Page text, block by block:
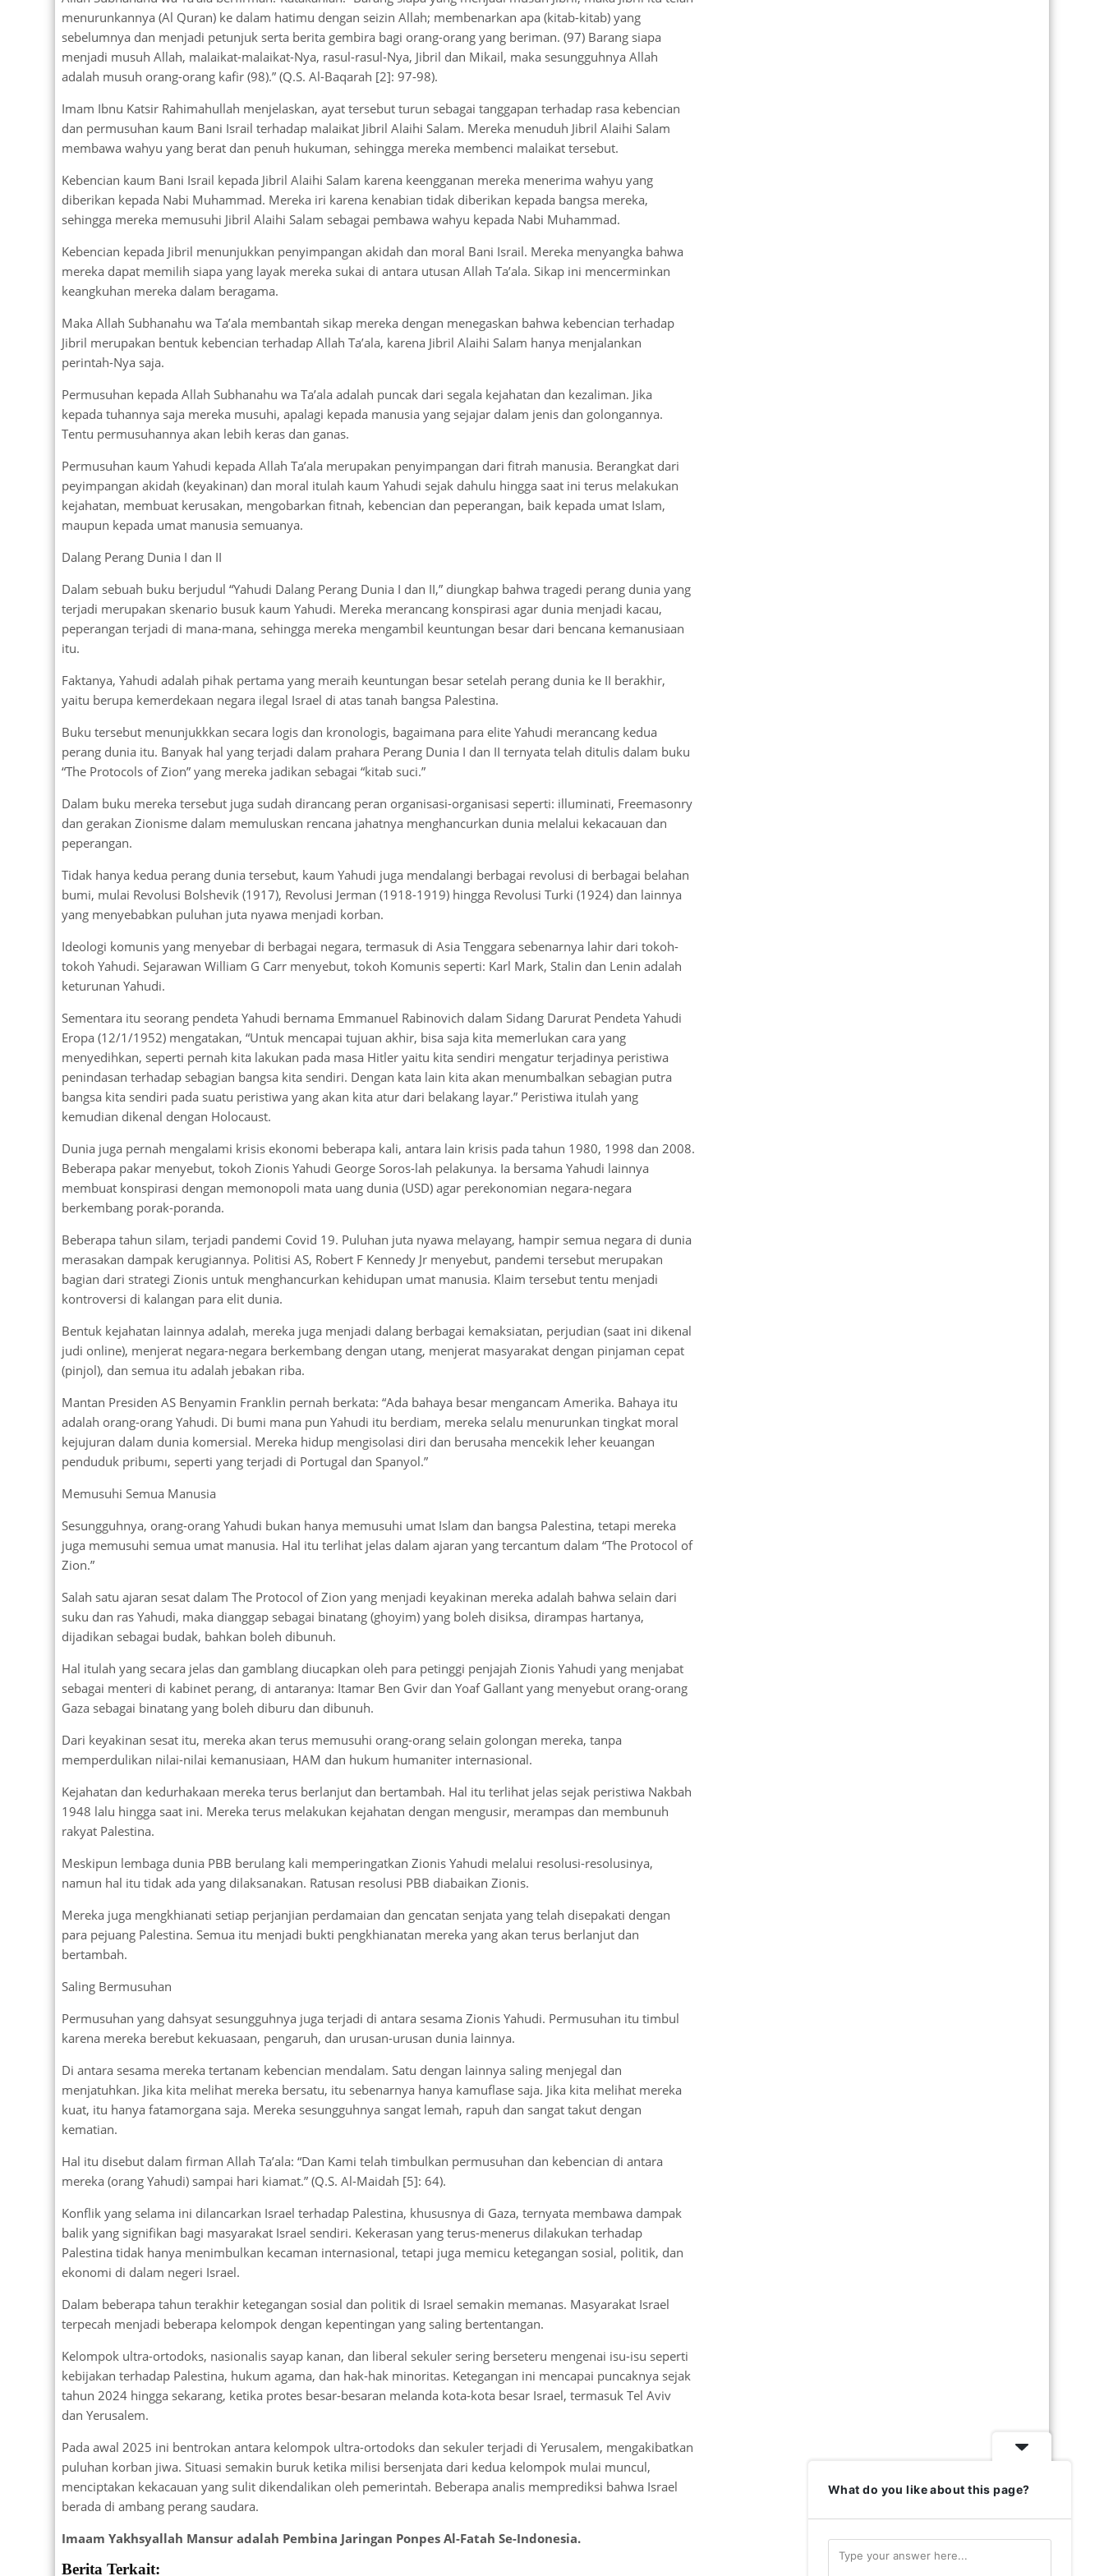
menurunkannya (Al Quran) ke dalam hatimu dengan seizin Allah; membenarkan apa (kitab-kitab) yang
sebelumnya dan menjadi petunjuk serta berita gembira bagi orang-orang yang beriman. (97) Barang siapa
menjadi musuh Allah, malaikat-malaikat-Nya, rasul-rasul-Nya, Jibril dan Mikail, maka sesungguhnya Allah
adalah musuh orang-orang kafir (98).” (Q.S. Al-Baqarah [2]: 97-98).
Imam Ibnu Katsir Rahimahullah menjelaskan, ayat tersebut turun sebagai tanggapan terhadap rasa kebencian
dan permusuhan kaum Bani Israil terhadap malaikat Jibril Alaihi Salam. Mereka menuduh Jibril Alaihi Salam
membawa wahyu yang berat dan penuh hukuman, sehingga mereka membenci malaikat tersebut.
Kebencian kaum Bani Israil kepada Jibril Alaihi Salam karena keengganan mereka menerima wahyu yang
diberikan kepada Nabi Muhammad. Mereka iri karena kenabian tidak diberikan kepada bangsa mereka,
sehingga mereka memusuhi Jibril Alaihi Salam sebagai pembawa wahyu kepada Nabi Muhammad.
Kebencian kepada Jibril menunjukkan penyimpangan akidah dan moral Bani Israil. Mereka menyangka bahwa
mereka dapat memilih siapa yang layak mereka sukai di antara utusan Allah Ta’ala. Sikap ini mencerminkan
keangkuhan mereka dalam beragama.
Maka Allah Subhanahu wa Ta’ala membantah sikap mereka dengan menegaskan bahwa kebencian terhadap
Jibril merupakan bentuk kebencian terhadap Allah Ta’ala, karena Jibril Alaihi Salam hanya menjalankan
perintah-Nya saja.
Permusuhan kepada Allah Subhanahu wa Ta’ala adalah puncak dari segala kejahatan dan kezaliman. Jika
kepada tuhannya saja mereka musuhi, apalagi kepada manusia yang sejajar dalam jenis dan golongannya.
Tentu permusuhannya akan lebih keras dan ganas.
Permusuhan kaum Yahudi kepada Allah Ta’ala merupakan penyimpangan dari fitrah manusia. Berangkat dari
peyimpangan akidah (keyakinan) dan moral itulah kaum Yahudi sejak dahulu hingga saat ini terus melakukan
kejahatan, membuat kerusakan, mengobarkan fitnah, kebencian dan peperangan, baik kepada umat Islam,
maupun kepada umat manusia semuanya.
Dalang Perang Dunia I dan II
Dalam sebuah buku berjudul “Yahudi Dalang Perang Dunia I dan II,” diungkap bahwa tragedi perang dunia yang
terjadi merupakan skenario busuk kaum Yahudi. Mereka merancang konspirasi agar dunia menjadi kacau,
peperangan terjadi di mana-mana, sehingga mereka mengambil keuntungan besar dari bencana kemanusiaan
itu.
Faktanya, Yahudi adalah pihak pertama yang meraih keuntungan besar setelah perang dunia ke II berakhir,
yaitu berupa kemerdekaan negara ilegal Israel di atas tanah bangsa Palestina.
Buku tersebut menunjukkkan secara logis dan kronologis, bagaimana para elite Yahudi merancang kedua
perang dunia itu. Banyak hal yang terjadi dalam prahara Perang Dunia I dan II ternyata telah ditulis dalam buku
“The Protocols of Zion” yang mereka jadikan sebagai “kitab suci.”
Dalam buku mereka tersebut juga sudah dirancang peran organisasi-organisasi seperti: illuminati, Freemasonry
dan gerakan Zionisme dalam memuluskan rencana jahatnya menghancurkan dunia melalui kekacauan dan
peperangan.
Tidak hanya kedua perang dunia tersebut, kaum Yahudi juga mendalangi berbagai revolusi di berbagai belahan
bumi, mulai Revolusi Bolshevik (1917), Revolusi Jerman (1918-1919) hingga Revolusi Turki (1924) dan lainnya
yang menyebabkan puluhan juta nyawa menjadi korban.
Ideologi komunis yang menyebar di berbagai negara, termasuk di Asia Tenggara sebenarnya lahir dari tokoh-
tokoh Yahudi. Sejarawan William G Carr menyebut, tokoh Komunis seperti: Karl Mark, Stalin dan Lenin adalah
keturunan Yahudi.
Sementara itu seorang pendeta Yahudi bernama Emmanuel Rabinovich dalam Sidang Darurat Pendeta Yahudi
Eropa (12/1/1952) mengatakan, “Untuk mencapai tujuan akhir, bisa saja kita memerlukan cara yang
menyedihkan, seperti pernah kita lakukan pada masa Hitler yaitu kita sendiri mengatur terjadinya peristiwa
penindasan terhadap sebagian bangsa kita sendiri. Dengan kata lain kita akan menumbalkan sebagian putra
bangsa kita sendiri pada suatu peristiwa yang akan kita atur dari belakang layar.” Peristiwa itulah yang
kemudian dikenal dengan Holocaust.
Dunia juga pernah mengalami krisis ekonomi beberapa kali, antara lain krisis pada tahun 1980, 1998 dan 2008.
Beberapa pakar menyebut, tokoh Zionis Yahudi George Soros-lah pelakunya. Ia bersama Yahudi lainnya
membuat konspirasi dengan memonopoli mata uang dunia (USD) agar perekonomian negara-negara
berkembang porak-poranda.
Beberapa tahun silam, terjadi pandemi Covid 19. Puluhan juta nyawa melayang, hampir semua negara di dunia
merasakan dampak kerugiannya. Politisi AS, Robert F Kennedy Jr menyebut, pandemi tersebut merupakan
bagian dari strategi Zionis untuk menghancurkan kehidupan umat manusia. Klaim tersebut tentu menjadi
kontroversi di kalangan para elit dunia.
Bentuk kejahatan lainnya adalah, mereka juga menjadi dalang berbagai kemaksiatan, perjudian (saat ini dikenal
judi online), menjerat negara-negara berkembang dengan utang, menjerat masyarakat dengan pinjaman cepat
(pinjol), dan semua itu adalah jebakan riba.
Mantan Presiden AS Benyamin Franklin pernah berkata: “Ada bahaya besar mengancam Amerika. Bahaya itu
adalah orang-orang Yahudi. Di bumi mana pun Yahudi itu berdiam, mereka selalu menurunkan tingkat moral
kejujuran dalam dunia komersial. Mereka hidup mengisolasi diri dan berusaha mencekik leher keuangan
penduduk pribumı, seperti yang terjadi di Portugal dan Spanyol.”
Memusuhi Semua Manusia
Sesungguhnya, orang-orang Yahudi bukan hanya memusuhi umat Islam dan bangsa Palestina, tetapi mereka
juga memusuhi semua umat manusia. Hal itu terlihat jelas dalam ajaran yang tercantum dalam “The Protocol of
Zion.”
Salah satu ajaran sesat dalam The Protocol of Zion yang menjadi keyakinan mereka adalah bahwa selain dari
suku dan ras Yahudi, maka dianggap sebagai binatang (ghoyim) yang boleh disiksa, dirampas hartanya,
dijadikan sebagai budak, bahkan boleh dibunuh.
Hal itulah yang secara jelas dan gamblang diucapkan oleh para petinggi penjajah Zionis Yahudi yang menjabat
sebagai menteri di kabinet perang, di antaranya: Itamar Ben Gvir dan Yoaf Gallant yang menyebut orang-orang
Gaza sebagai binatang yang boleh diburu dan dibunuh.
Dari keyakinan sesat itu, mereka akan terus memusuhi orang-orang selain golongan mereka, tanpa
memperdulikan nilai-nilai kemanusiaan, HAM dan hukum humaniter internasional.
Kejahatan dan kedurhakaan mereka terus berlanjut dan bertambah. Hal itu terlihat jelas sejak peristiwa Nakbah
1948 lalu hingga saat ini. Mereka terus melakukan kejahatan dengan mengusir, merampas dan membunuh
rakyat Palestina.
Meskipun lembaga dunia PBB berulang kali memperingatkan Zionis Yahudi melalui resolusi-resolusinya,
namun hal itu tidak ada yang dilaksanakan. Ratusan resolusi PBB diabaikan Zionis.
Mereka juga mengkhianati setiap perjanjian perdamaian dan gencatan senjata yang telah disepakati dengan
para pejuang Palestina. Semua itu menjadi bukti pengkhianatan mereka yang akan terus berlanjut dan
bertambah.
Saling Bermusuhan
Permusuhan yang dahsyat sesungguhnya juga terjadi di antara sesama Zionis Yahudi. Permusuhan itu timbul
karena mereka berebut kekuasaan, pengaruh, dan urusan-urusan dunia lainnya.
Di antara sesama mereka tertanam kebencian mendalam. Satu dengan lainnya saling menjegal dan
menjatuhkan. Jika kita melihat mereka bersatu, itu sebenarnya hanya kamuflase saja. Jika kita melihat mereka
kuat, itu hanya fatamorgana saja. Mereka sesungguhnya sangat lemah, rapuh dan sangat takut dengan
kematian.
Hal itu disebut dalam firman Allah Ta’ala: “Dan Kami telah timbulkan permusuhan dan kebencian di antara
mereka (orang Yahudi) sampai hari kiamat.” (Q.S. Al-Maidah [5]: 64).
Konflik yang selama ini dilancarkan Israel terhadap Palestina, khususnya di Gaza, ternyata membawa dampak
balik yang signifikan bagi masyarakat Israel sendiri. Kekerasan yang terus-menerus dilakukan terhadap
Palestina tidak hanya menimbulkan kecaman internasional, tetapi juga memicu ketegangan sosial, politik, dan
ekonomi di dalam negeri Israel.
Dalam beberapa tahun terakhir ketegangan sosial dan politik di Israel semakin memanas. Masyarakat Israel
terpecah menjadi beberapa kelompok dengan kepentingan yang saling bertentangan.
Kelompok ultra-ortodoks, nasionalis sayap kanan, dan liberal sekuler sering berseteru mengenai isu-isu seperti
kebijakan terhadap Palestina, hukum agama, dan hak-hak minoritas. Ketegangan ini mencapai puncaknya sejak
tahun 2024 hingga sekarang, ketika protes besar-besaran melanda kota-kota besar Israel, termasuk Tel Aviv
dan Yerusalem.
Pada awal 2025 ini bentrokan antara kelompok ultra-ortodoks dan sekuler terjadi di Yerusalem, mengakibatkan
puluhan korban jiwa. Situasi semakin buruk ketika milisi bersenjata dari kedua kelompok mulai muncul,
menciptakan kekacauan yang sulit dikendalikan oleh pemerintah. Beberapa analis memprediksi bahwa Israel
berada di ambang perang saudara.
Imaam Yakhsyallah Mansur adalah Pembina Jaringan Ponpes Al-Fatah Se-Indonesia.
Berita Terkait:
What do you like about this page?